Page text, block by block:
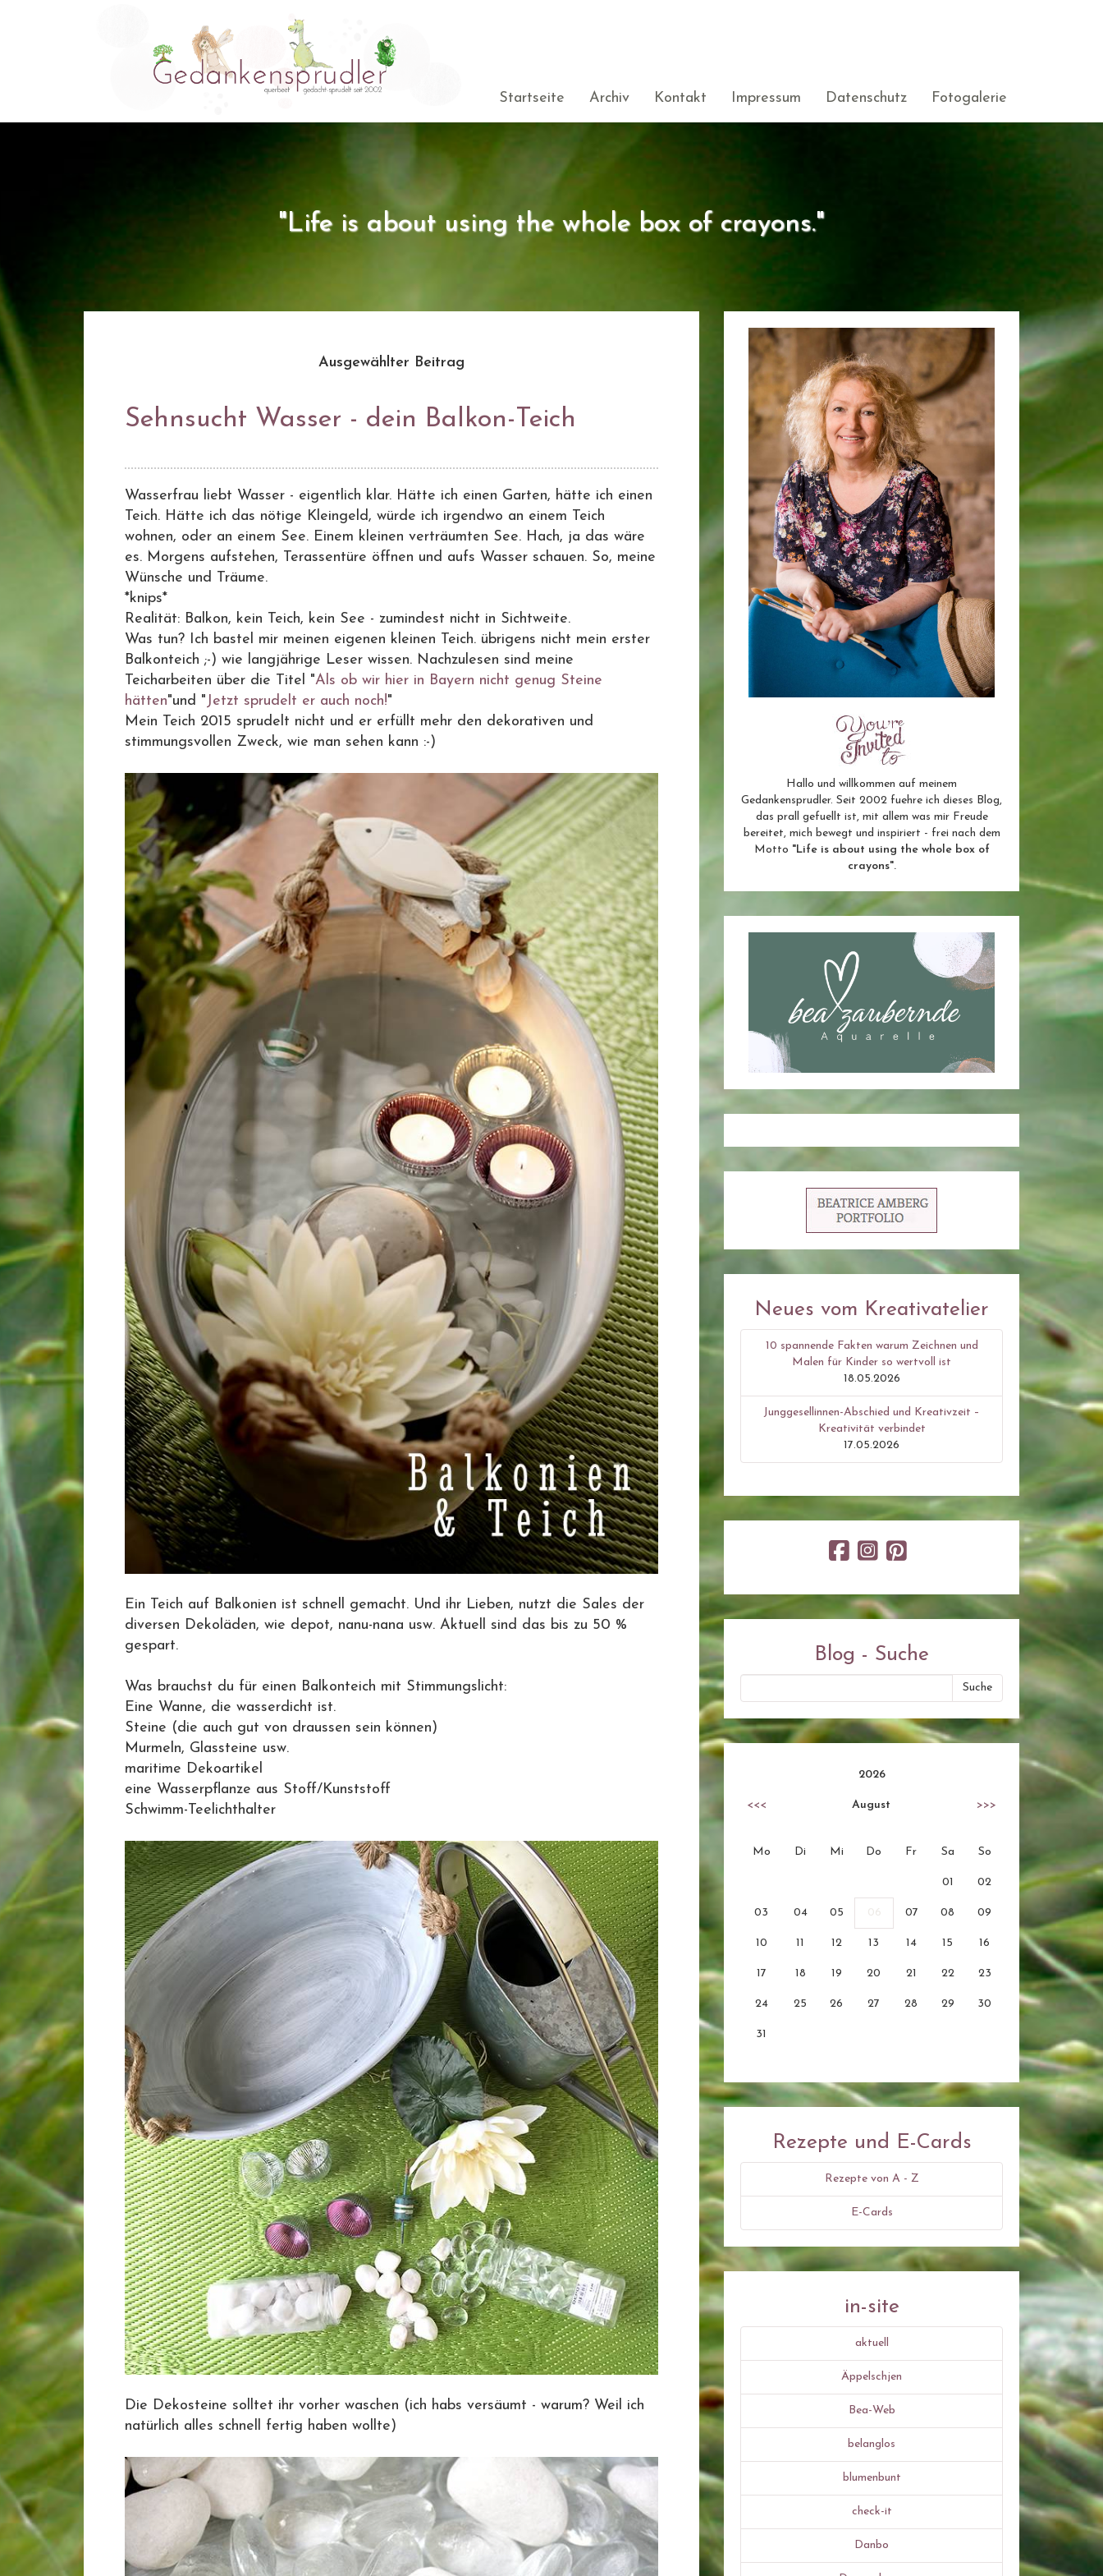
Startseite Archiv Kontakt Impressum Datenschutz Fotogalerie
"Life is about using the whole box of crayons."
Ausgewählter Beitrag
Sehnsucht Wasser - dein Balkon-Teich
Wasserfrau liebt Wasser - eigentlich klar. Hätte ich einen Garten, hätte ich einen
Teich. Hätte ich das nötige Kleingeld, würde ich irgendwo an einem Teich
wohnen, oder an einem See. Einem kleinen verträumten See. Hach, ja das wäre
es. Morgens aufstehen, Terassentüre öffnen und aufs Wasser schauen. So, meine
Wünsche und Träume.
*knips*
Realität: Balkon, kein Teich, kein See - zumindest nicht in Sichtweite.
Was tun? Ich bastel mir meinen eigenen kleinen Teich. übrigens nicht mein erster
Balkonteich ;-) wie langjährige Leser wissen. Nachzulesen sind meine
Teicharbeiten über die Titel "Als ob wir hier in Bayern nicht genug Steine
hätten"und " Jetzt sprudelt er auch noch!"
Mein Teich 2015 sprudelt nicht und er erfüllt mehr den dekorativen und
stimmungsvollen Zweck, wie man sehen kann :-)
Ein Teich auf Balkonien ist schnell gemacht. Und ihr Lieben, nutzt die Sales der
diversen Dekoläden, wie depot, nanu-nana usw. Aktuell sind das bis zu 50 %
gespart.
Was brauchst du für einen Balkonteich mit Stimmungslicht:
Eine Wanne, die wasserdicht ist.
Steine (die auch gut von draussen sein können)
Murmeln, Glassteine usw.
maritime Dekoartikel
eine Wasserpflanze aus Stoff/Kunststoff
Schwimm-Teelichthalter
Die Dekosteine solltet ihr vorher waschen (ich habs versäumt - warum? Weil ich
natürlich alles schnell fertig haben wollte)
Hallo und willkommen auf meinem
Gedankensprudler. Seit 2002 fuehre ich dieses Blog,
das prall gefuellt ist, mit allem was mir Freude
bereitet, mich bewegt und inspiriert - frei nach dem
Motto "Life is about using the whole box of
crayons".
Neues vom Kreativatelier
10 spannende Fakten warum Zeichnen und
Malen für Kinder so wertvoll ist
18.05.2026
Junggesellinnen-Abschied und Kreativzeit –
Kreativität verbindet
17.05.2026
Blog - Suche
2026
<<< August >>>
Mo Di Mi Do Fr Sa So
01 02
03 04 05 06 07 08 09
10 11 12 13 14 15 16
17 18 19 20 21 22 23
24 25 26 27 28 29 30
31
Rezepte und E-Cards
Rezepte von A - Z
E-Cards
in-site
aktuell
Äppelschjen
Bea-Web
belanglos
blumenbunt
check-it
Danbo